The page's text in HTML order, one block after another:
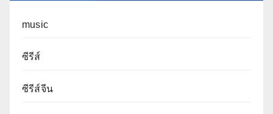
music
ซีรีส์
ซีรีส์จีน